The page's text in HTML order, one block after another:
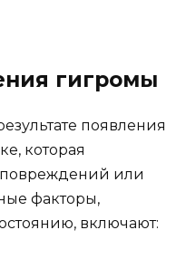
гигромы
появления
которая
повреждений или
факторы,
включают: